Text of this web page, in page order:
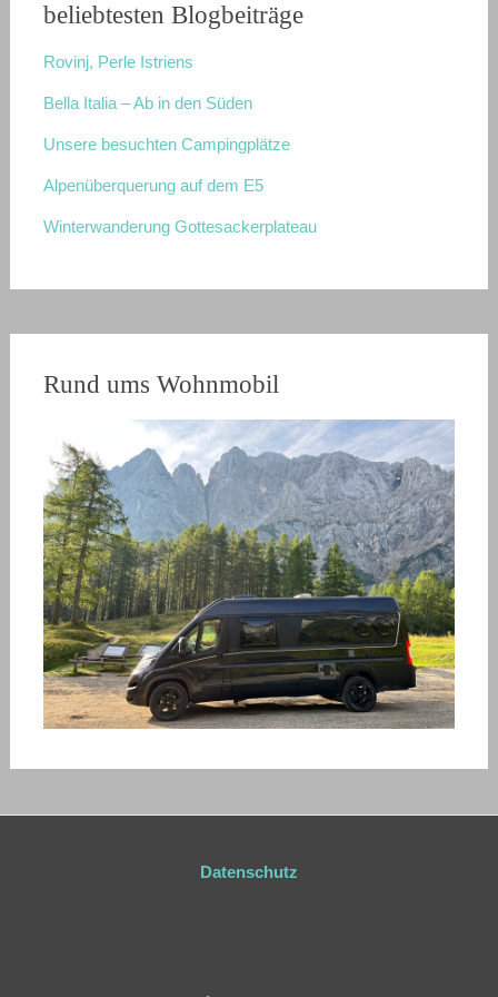
beliebtesten Blogbeiträge
Rovinj, Perle Istriens
Bella Italia – Ab in den Süden
Unsere besuchten Campingplätze
Alpenüberquerung auf dem E5
Winterwanderung Gottesackerplateau
Rund ums Wohnmobil
Datenschutz